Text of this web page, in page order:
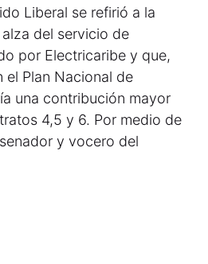
Liberal se refirió a la
del servicio de
por Electricaribe y que,
el Plan Nacional de
una contribución mayor
4,5 y 6. Por medio de
y vocero del